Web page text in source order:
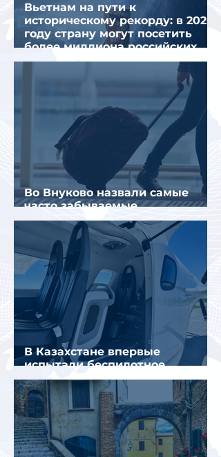
Вьетнам на пути к
историческому рекорду: в 2026
году страну могут посетить
более миллиона российских
туристов
Во Внуково назвали самые
часто забываемые
пассажирами вещи
В Казахстане впервые
испытали беспилотное
аэротакси с пассажирами